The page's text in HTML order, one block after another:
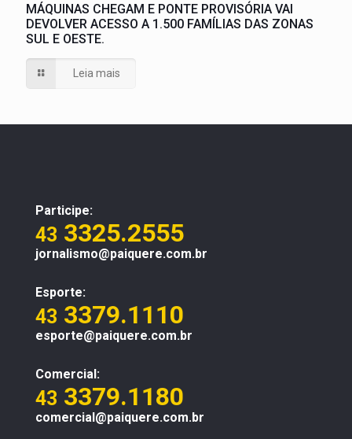
MÁQUINAS CHEGAM E PONTE PROVISÓRIA VAI
DEVOLVER ACESSO A 1.500 FAMÍLIAS DAS ZONAS
SUL E OESTE.
Leia mais
Participe:
43 3325.2555
jornalismo@paiquere.com.br
Esporte:
43 3379.1110
esporte@paiquere.com.br
Comercial:
43 3379.1180
comercial@paiquere.com.br